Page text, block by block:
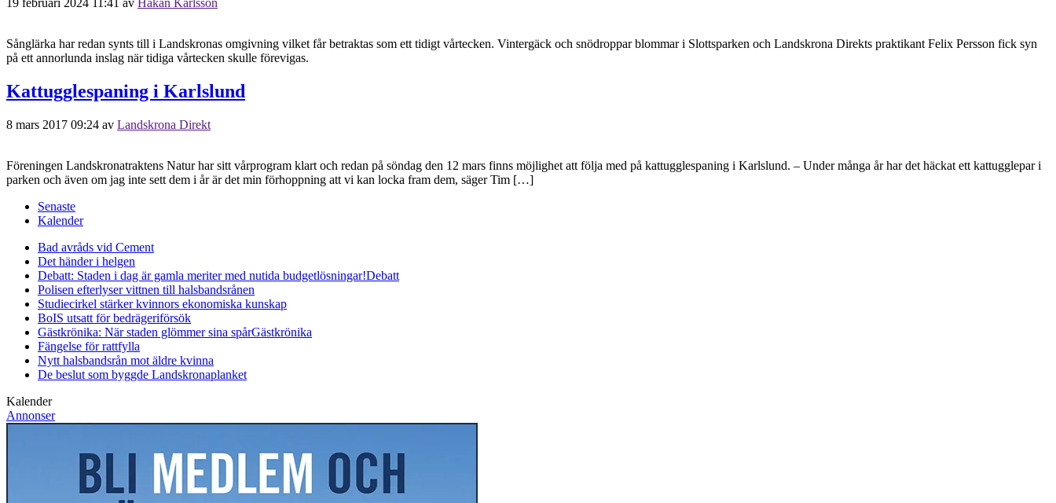
Sånglärka har redan synts till i Landskronas omgivning vilket får betraktas som ett tidigt vårtecken. Vintergäck och snödroppar blommar i Slottsparken och Landskrona Direkts praktikant Felix Persson fick syn
på ett annorlunda inslag när tidiga vårtecken skulle förevigas.
Kattugglespaning i Karlslund
8 mars 2017 09:24 av Landskrona Direkt
Föreningen Landskronatraktens Natur har sitt vårprogram klart och redan på söndag den 12 mars finns möjlighet att följa med på kattugglespaning i Karlslund. – Under många år har det häckat ett kattugglepar i
parken och även om jag inte sett dem i år är det min förhoppning att vi kan locka fram dem, säger Tim […]
Senaste
Kalender
Bad avråds vid Cement
Det händer i helgen
Debatt: Staden i dag är gamla meriter med nutida budgetlösningar!Debatt
Polisen efterlyser vittnen till halsbandsrånen
Studiecirkel stärker kvinnors ekonomiska kunskap
BoIS utsatt för bedrägeriförsök
Gästkrönika: När staden glömmer sina spårGästkrönika
Fängelse för rattfylla
Nytt halsbandsrån mot äldre kvinna
De beslut som byggde Landskronaplanket
Kalender
Annonser